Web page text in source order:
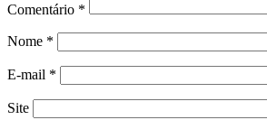
Comentário *
Nome *
E-mail *
Site